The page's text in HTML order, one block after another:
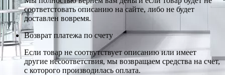
соответстовать описанию на сайте, либо не будет
доставлен вовремя.
Возврат платежа по счету
Если товар не соотвутствует описанию или имеет
другие несоответствия, мы возвращаем средства на счет,
с которого производилась оплата.